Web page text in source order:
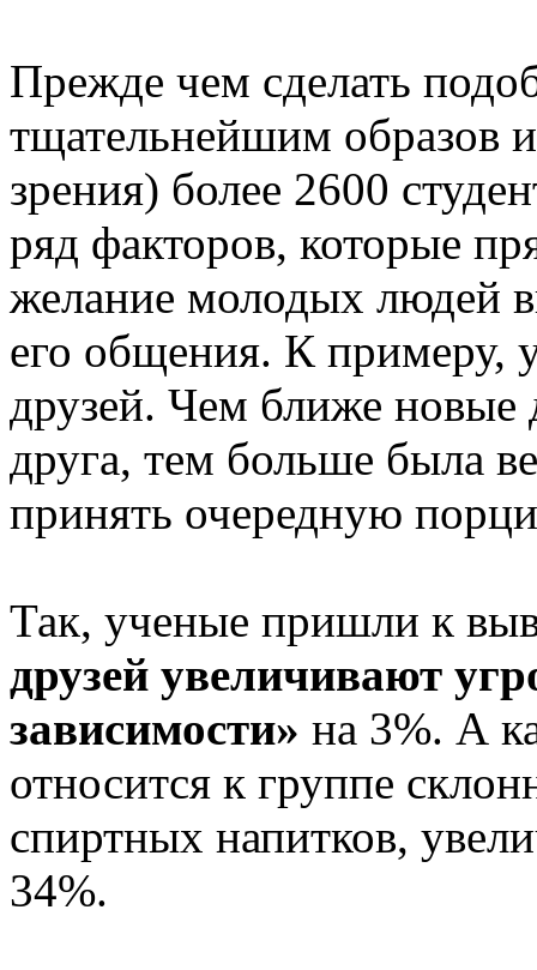
Прежде чем сделать
тщательнейшим образов
зрения) более 2600
ряд факторов, которые
желание молодых людей
его общения. К примеру,
друзей. Чем ближе новые
друга, тем больше была
принять очередную
Так, ученые пришли к
друзей увеличивают
зависимости» на 3%. А
относится к группе
спиртных напитков,
34%.